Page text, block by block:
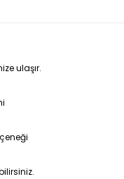
ulaşır.